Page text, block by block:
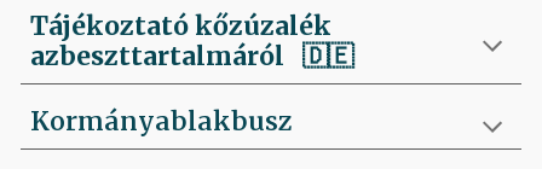
Tájékoztató kőzúzalék
azbeszttartalmáról 🇩🇪
Kormányablakbusz